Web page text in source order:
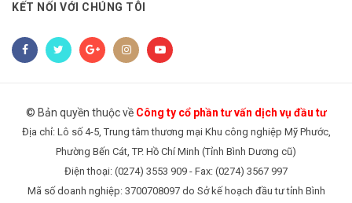
KẾT NỐI VỚI CHÚNG TÔI
© Bản quyền thuộc về Công ty cổ phần tư vấn dịch vụ đầu tư
Địa chỉ: Lô số 4-5, Trung tâm thương mại Khu công nghiệp Mỹ Phước,
Phường Bến Cát, TP. Hồ Chí Minh (Tỉnh Bình Dương cũ)
Điện thoại: (0274) 3553 909 - Fax: (0274) 3567 997
Mã số doanh nghiệp: 3700708097 do Sở kế hoạch đầu tư tỉnh Bình